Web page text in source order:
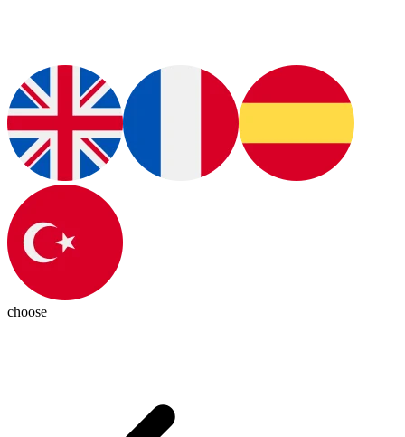
choose